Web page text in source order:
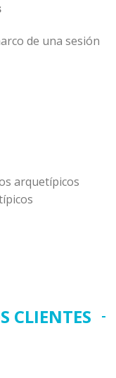
de una sesión
arquetípicos
CLIENTES